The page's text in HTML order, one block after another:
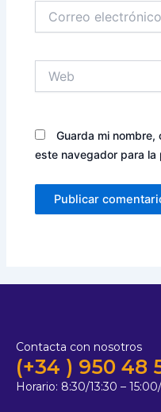
electrónico*
Guarda mi
este navegador para la
Contacta con nosotros
(+34 ) 950 48
Horario: 8:30/13:30 –